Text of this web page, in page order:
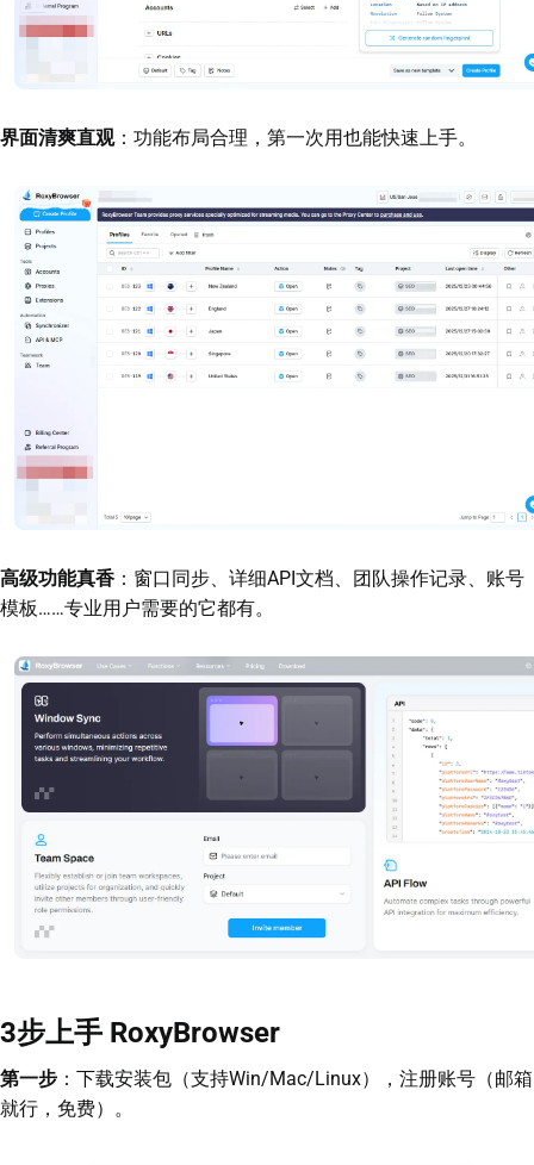
界面清爽直观：功能布局合理，第一次用也能快速上手。
高级功能真香 ：窗口同步、详细API文档、团队操作记录、账号
模板……专业用户需要的它都有。
3步上手 RoxyBrowser
第一步 ：下载安装包（支持Win/Mac/Linux），注册账号（邮箱
就行，免费）。